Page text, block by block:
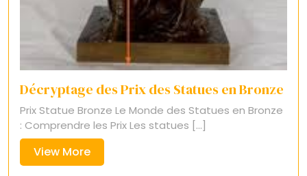
Décryptage des Prix des Statues en Bronze
Prix Statue Bronze Le Monde des Statues en Bronze
: Comprendre les Prix Les statues [...]
View MoreView
More